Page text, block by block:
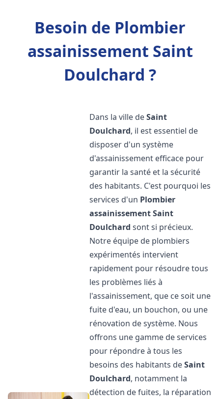
Besoin de Plombier
assainissement Saint
Doulchard ?
Dans la ville deSaint
Doulchard, il est essentiel de
disposer d'un système
d'assainissement efficace pour
garantir la santé et la sécurité
des habitants. C'est pourquoi les
services d'un Plombier
assainissementSaint
Doulchard sont si précieux.
Notre équipe de plombiers
expérimentés intervient
rapidement pour résoudre tous
les problèmes liés à
l'assainissement, que ce soit une
fuite d'eau, un bouchon, ou une
rénovation de système. Nous
offrons une gamme de services
pour répondre à tous les
besoins des habitants deSaint
Doulchard, notamment la
détection de fuites, la réparation